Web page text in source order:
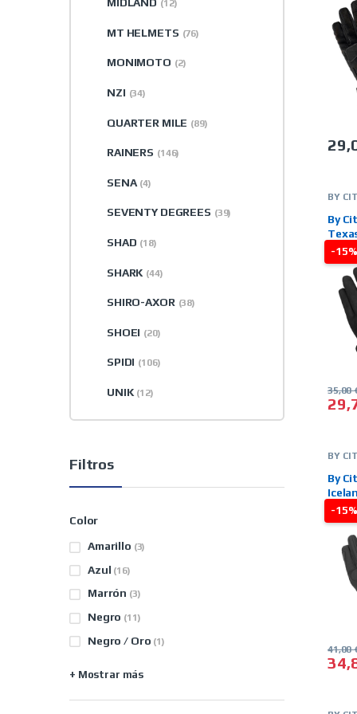
Este
-15%
BY
By
35,00
Este
-15%
BY
ON
By
41,00
Este
MIDLAND (12)
MT HELMETS (76)
MONIMOTO (2)
NZI (34)
QUARTER MILE (89)
RAINERS (146)
SENA (4)
SEVENTY DEGREES (39)
SHAD (18)
SHARK (44)
SHIRO-AXOR (38)
SHOEI (20)
SPIDI (106)
UNIK (12)
Filtros
Color
Amarillo (3)
Azul (16)
Marrón (3)
Negro (11)
Negro / Oro (1)
+ Mostrar más